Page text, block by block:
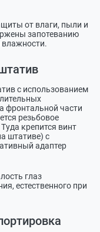
от влаги, пыли и
запотеванию
влажности.
с использованием
фронтальной части
резьбовое
крепится винт
штативе) с
адаптер
глаз
естественного при